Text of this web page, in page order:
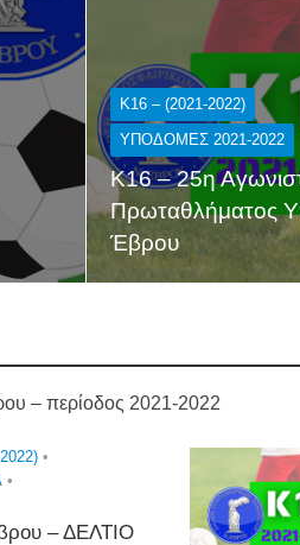
K16 – (2021-2022)
ΥΠΟΔΟΜΕΣ 2021-2022
Κ16 – 25η
Πρωταθλήματος
Έβρου
– περίοδος 2021-2022
•
•
– ΔΕΛΤΙΟ